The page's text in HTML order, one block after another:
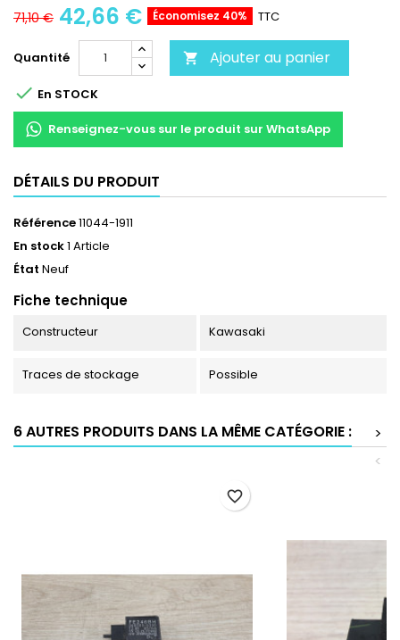
71,10 € 42,66 € Économisez 40% TTC
Quantité  Ajouter au panier
 En STOCK
Renseignez-vous sur le produit sur WhatsApp
DÉTAILS DU PRODUIT
Référence11044-1911
En stock1 Article
État Neuf
Fiche technique
Constructeur Kawasaki
Traces de stockage Possible
6 AUTRES PRODUITS DANS LA MÊME CATÉGORIE :
>
<
favorite_border